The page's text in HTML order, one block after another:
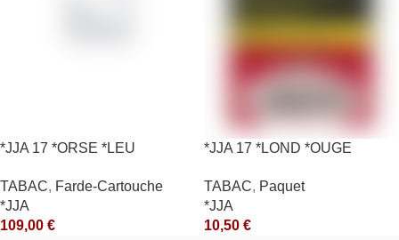
*JJA 17 *ORSE *LEU
TABAC, Farde-Cartouche
*JJA
109,00 €
*JJA 17 *LOND *OUGE
TABAC, Paquet
*JJA
10,50 €